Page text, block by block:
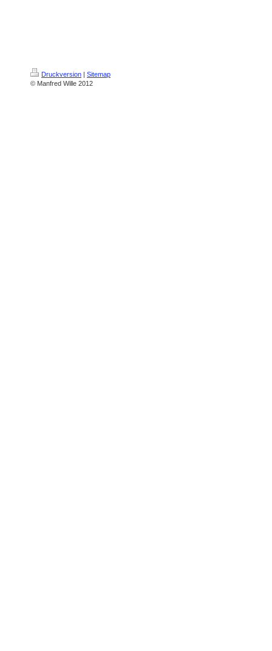
Druckversion | Sitemap
© Manfred Wille 2012